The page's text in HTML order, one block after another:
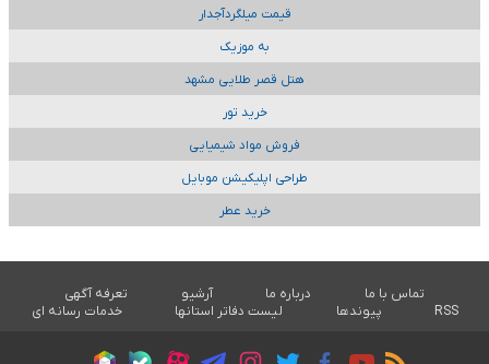
قیمت میلگردآجدار
به موزیک
هتل قصر طلایی مشهد
خرید تور
فروش مواد شیمیایی
طراحی اپلیکیشن موبایل
خرید عطر
تماس با ما درباره ما آرشیو
تعرفه آگهی
RSS
پیوندها لیست دفاتر استانها خدمات رسانه ای